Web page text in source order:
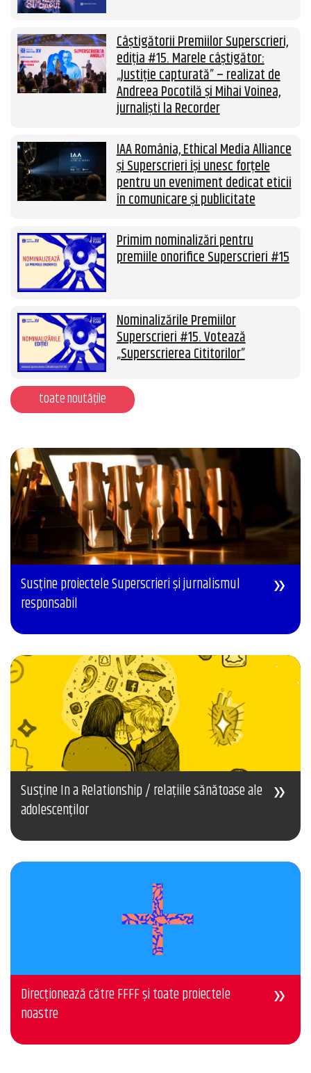
Câștigătorii Premiilor Superscrieri,
ediția #15. Marele câștigător:
„Justiție capturată” – realizat de
Andreea Pocotilă și Mihai Voinea,
jurnaliști la Recorder
IAA România, Ethical Media Alliance
și Superscrieri își unesc forțele
pentru un eveniment dedicat eticii
în comunicare și publicitate
Primim nominalizări pentru
premiile onorifice Superscrieri #15
Nominalizările Premiilor
Superscrieri #15. Votează
„Superscrierea Cititorilor”
toate noutățile
Susține proiectele Superscrieri și jurnalismul
responsabil
Susține In a Relationship / relațiile sănătoase ale
adolescenților
Direcționează către FFFF și toate proiectele
noastre